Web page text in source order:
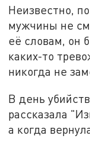
Неизвестно,
мужчины не
её словам, он
каких-то
никогда не
В день
рассказала
а когда